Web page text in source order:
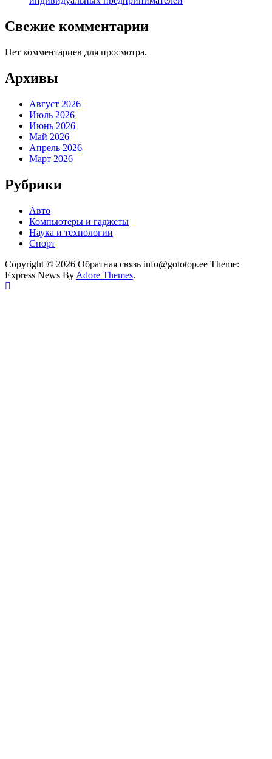
Свежие комментарии
Нет комментариев для просмотра.
Архивы
Август 2026
Июль 2026
Июнь 2026
Май 2026
Апрель 2026
Март 2026
Рубрики
Авто
Компьютеры и гаджеты
Наука и технологии
Спорт
Copyright © 2026 Обратная связь info@gototop.ee Theme:
Express News By Adore Themes.